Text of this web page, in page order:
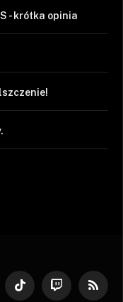
- krótka opinia
TikTok Twitch RSS